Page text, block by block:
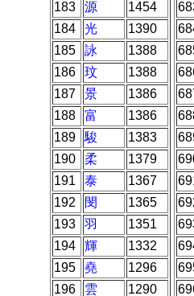
183
源
1454
184
光
1390
185
詠
1388
186
玟
1388
187
景
1386
188
富
1386
189
駿
1383
190
柔
1379
191
泰
1367
192
閔
1365
193
羽
1351
194
輝
1332
195
堯
1296
196
雲 1290